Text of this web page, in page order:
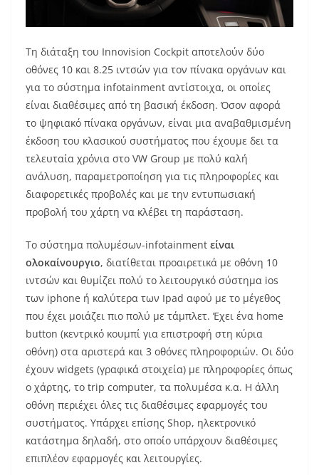
Τη διάταξη του Innovision Cockpit αποτελούν δύο
οθόνες 10 και 8.25 ιντσών για τον πίνακα οργάνων και
για το σύστημα infotainment αντίστοιχα, οι οποίες
είναι διαθέσιμες από τη βασική έκδοση. Όσον αφορά
το ψηφιακό πίνακα οργάνων, είναι μια αναβαθμισμένη
έκδοση του κλασικού συστήματος που έχουμε δει τα
τελευταία χρόνια στο VW Group με πολύ καλή
ανάλυση, παραμετροποίηση για τις πληροφορίες και
διαφορετικές προβολές και με την εντυπωσιακή
προβολή του χάρτη να κλέβει τη παράσταση.
Το σύστημα πολυμέσων-infotainment είναι
ολοκαίνουργιο, διατίθεται προαιρετικά με οθόνη 10
ιντσών και θυμίζει πολύ το λειτουργικό σύστημα ios
των iphone ή καλύτερα των Ipad αφού με το μέγεθος
που έχει μοιάζει πιο πολύ με τάμπλετ. Έχει ένα home
button (κεντρικό κουμπί για επιστροφή στη κύρια
οθόνη) στα αριστερά και 3 οθόνες πληροφοριών. Οι δύο
έχουν widgets (γραφικά στοιχεία) με πληροφορίες όπως
ο χάρτης, το trip computer, τα πολυμέσα κ.α. Η άλλη
οθόνη περιέχει όλες τις διαθέσιμες εφαρμογές του
συστήματος. Υπάρχει επίσης Shop, ηλεκτρονικό
κατάστημα δηλαδή, στο οποίο υπάρχουν διαθέσιμες
επιπλέον εφαρμογές και λειτουργίες.